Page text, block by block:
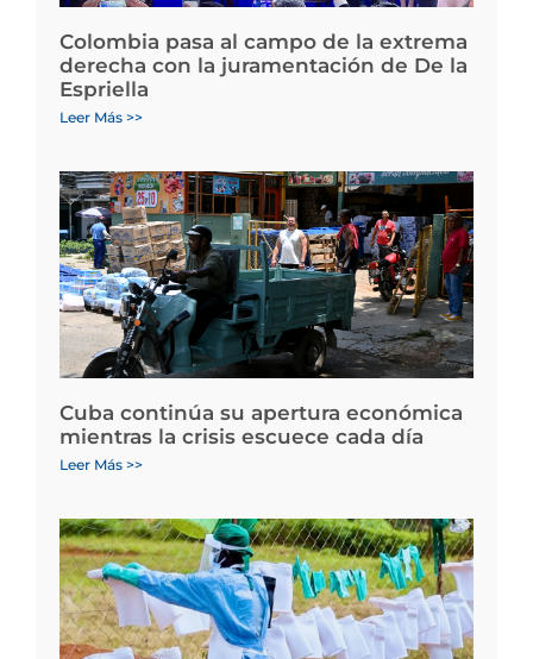
Colombia pasa al campo de la extrema
derecha con la juramentación de De la
Espriella
Leer Más >>
Cuba continúa su apertura económica
mientras la crisis escuece cada día
Leer Más >>